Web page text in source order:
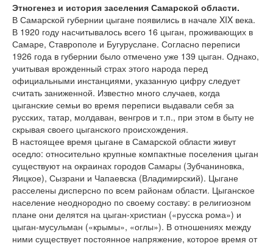
Этногенез и история заселения Самарской области.
В Самарской губернии цыгане появились в начале XIX века.
В 1920 году насчитывалось всего 16 цыган, проживающих в
Самаре, Ставрополе и Бугуруслане. Согласно переписи
1926 года в губернии было отмечено уже 139 цыган. Однако,
учитывая врожденный страх этого народа перед
официальными инстанциями, указанную цифру следует
считать заниженной. Известно много случаев, когда
цыганские семьи во время переписи выдавали себя за
русских, татар, молдаван, венгров и т.п., при этом в быту не
скрывая своего цыганского происхождения.
В настоящее время цыгане в Самарской области живут
оседло: относительно крупные компактные поселения цыган
существуют на окраинах городов Самары (Зубчаниновка,
Яицкое), Сызрани и Чапаевска (Владимирский). Цыгане
расселены дисперсно по всем районам области. Цыганское
население неоднородно по своему составу: в религиозном
плане они делятся на цыган-христиан («русска рома») и
цыган-мусульман («крымы», «оглы»). В отношениях между
ними существует постоянное напряжение, которое время от